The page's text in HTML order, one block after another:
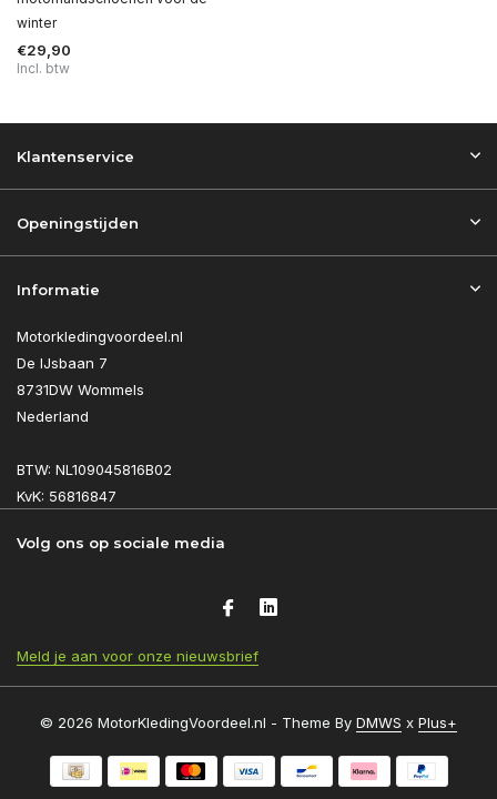
winter
€29,90
Incl. btw
Klantenservice
Openingstijden
Informatie
Motorkledingvoordeel.nl
De IJsbaan 7
8731DW Wommels
Nederland
BTW: NL109045816B02
KvK: 56816847
Volg ons op sociale media
Meld je aan voor onze nieuwsbrief
© 2026 MotorKledingVoordeel.nl - Theme By DMWS x Plus+